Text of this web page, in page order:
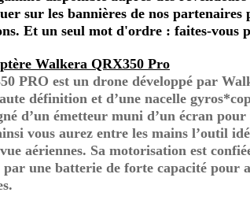
sur les bannières de nos
Et un seul mot d'ordre : faites-vous
Walkera QRX350 Pro
PRO est un drone développé par
définition et d’une nacelle
d’un émetteur muni d’un écran
vous aurez entre les mains l’outil
aériennes. Sa motorisation est
par une batterie de forte capacité pour